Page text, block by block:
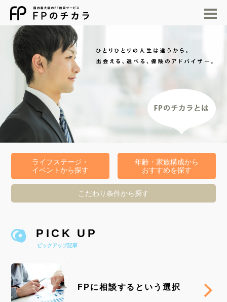
ライフステージ・
イベントから探す
年齢・家族構成から
おすすめを探す
こだわり条件から探す
PICK UP
ピックアップ記事
FPに相談するという選択